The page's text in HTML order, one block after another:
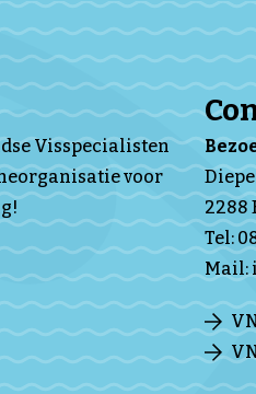
Visspecialisten
voor
2288
Tel:
Mail: